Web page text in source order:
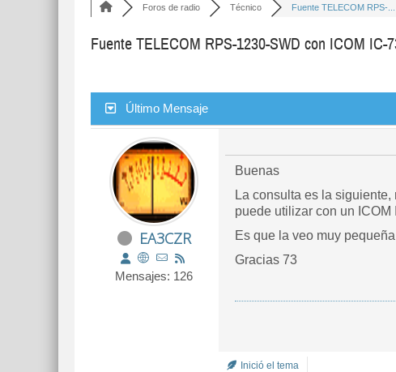
Foros de radio Técnico Fuente TELECOM RPS-...
Fuente TELECOM RPS-1230-SWD con ICOM IC-
Último Mensaje
EA3CZR
Mensajes: 126
Buenas
La consulta es la
puede utilizar con un
Es que la veo muy
Gracias 73
Inició el tema